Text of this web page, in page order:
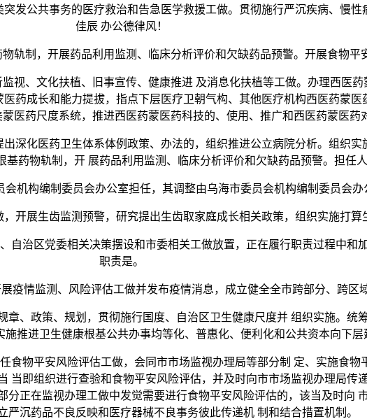
发公共事务的医疗救治和告急医学救援工做。贯彻施行严沉疾病、慢
佳辰 办公德律风！
制，开展药品利用监测、临床分析评价和欠缺药品预警。开展食物平
、文化扶植、旧事宣传、健康推进 及消息化扶植等工做。办理西医药
药成长和能力提拔，指点下层医疗卫朝气构、其他医疗机构西医药蒙
医药尺度系统，推进西医药蒙医药科技的、使用、推广和西医药蒙医药
化医药卫生体系体例政策、办法的，组织推进公立病院分析。组织实
药物轨制，开 展药品利用监测、临床分析评价和欠缺药品预警。担任人
构编制委员会办公室担任，其调整由乌海市委员会机构编制委员会办
展生齿监测预警，研究提出生齿取家庭成长相关政策，组织实施打算
治区党委相关决策摆设和市委相关工做放置，正在履行职责过程中和
职责是。
情监测、风险评估工做并发布疫情消息，成立健全全市跨部分、跨区
政策、规划，贯彻施行国度、自治区卫生健康尺度并 组织实施。统
推进卫生健康根基公共办事均等化、普惠化、便利化和公共资本向下层
物平安风险评估工做，会同市市场监视办理局等部分制 定、实施食物
当即组织进行查验和食物平安风险评估，并及时向市市场监视办理局传
正在监视办理工做中发觉需要进行食物平安风险评估的，该当及时向
严沉药品不良反映和医疗器械不良事务彼此传递机 制和结合措置机制。